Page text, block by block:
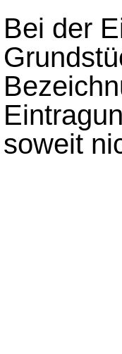
Bei der
soweit